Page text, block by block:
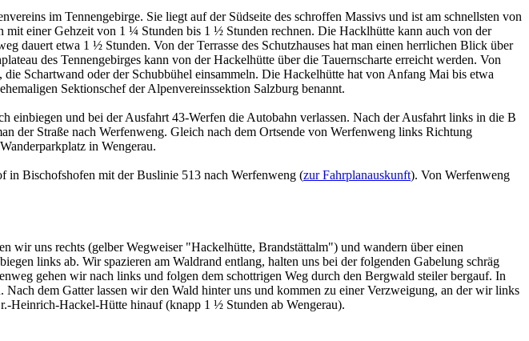
im Tennengebirge. Sie liegt auf der Südseite des schroffen Massivs und ist am schnellsten von
einer Gehzeit von 1 ¼ Stunden bis 1 ½ Stunden rechnen. Die Hacklhütte kann auch von der
dauert etwa 1 ½ Stunden. Von der Terrasse des Schutzhauses hat man einen herrlichen Blick über
des Tennengebirges kann von der Hackelhütte über die Tauernscharte erreicht werden. Von
, die Schartwand oder der Schubbühel einsammeln. Die Hackelhütte hat von Anfang Mai bis etwa
Sektionschef der Alpenvereinssektion Salzburg benannt.
und bei der Ausfahrt 43-Werfen die Autobahn verlassen. Nach der Ausfahrt links in die B
der Straße nach Werfenweng. Gleich nach dem Ortsende von Werfenweng links Richtung
in Wengerau.
in Bischofshofen mit der Buslinie 513 nach Werfenweng (zur Fahrplanauskunft). Von Werfenweng
wir uns rechts (gelber Wegweiser "Hackelhütte, Brandstättalm") und wandern über einen
links ab. Wir spazieren am Waldrand entlang, halten uns bei der folgenden Gabelung schräg
gehen wir nach links und folgen dem schottrigen Weg durch den Bergwald steiler bergauf. In
dem Gatter lassen wir den Wald hinter uns und kommen zu einer Verzweigung, an der wir links
Heinrich-Hackel-Hütte hinauf (knapp 1 ½ Stunden ab Wengerau).